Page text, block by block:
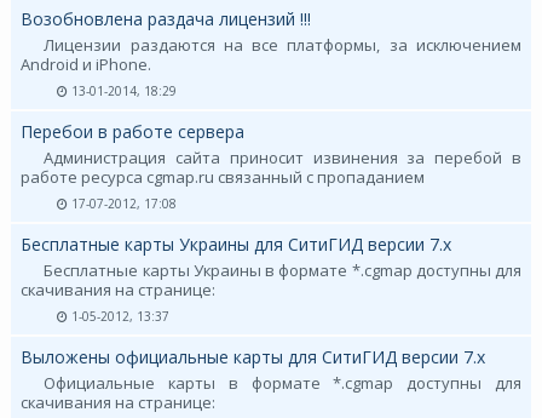
Возобновлена раздача лицензий !!!
Лицензии раздаются на все платформы, за исключением
Android и iPhone.
13-01-2014, 18:29
Перебои в работе сервера
Администрация сайта приносит извинения за перебой в
работе ресурса cgmap.ru связанный с пропаданием
17-07-2012, 17:08
Бесплатные карты Украины для СитиГИД версии 7.х
Бесплатные карты Украины в формате *.cgmap доступны для
скачивания на странице:
1-05-2012, 13:37
Выложены официальные карты для СитиГИД версии 7.х
Официальные карты в формате *.cgmap доступны для
скачивания на странице: